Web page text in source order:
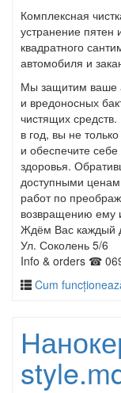
Комплексная
устранение пятен
квадратного
автомобиля и
Мы защитим ваше
и вредоносных
чистящих
в год, вы не
и обеспечите
здоровья.
доступными
работ по
возвращению ему
Ждём Вас каждый
Ул. Соколень 5/6
Info & orders ☎
Cum